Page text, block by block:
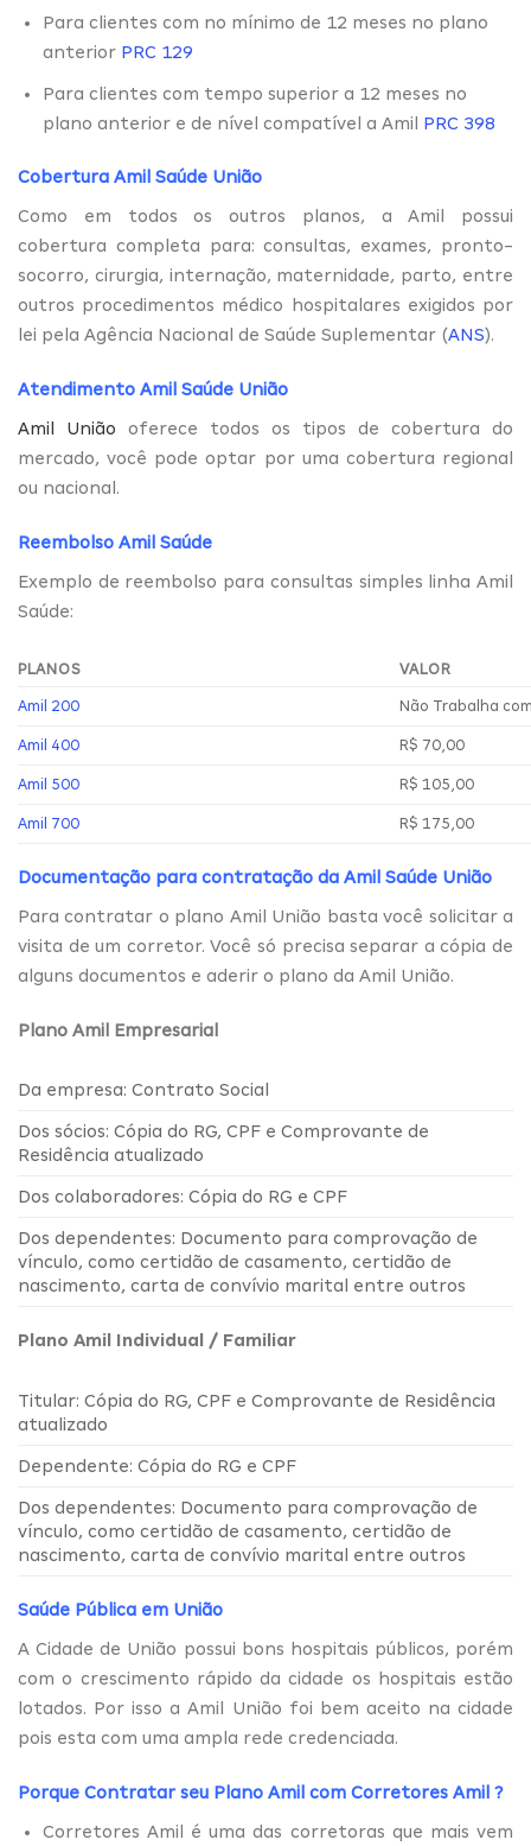
Para clientes com no mínimo de 12 meses no plano
anterior PRC 129
Para clientes com tempo superior a 12 meses no
plano anterior e de nível compatível a Amil PRC 398
Cobertura Amil Saúde União
Como em todos os outros planos, a Amil possui
cobertura completa para: consultas, exames, pronto-
socorro, cirurgia, internação, maternidade, parto, entre
outros procedimentos médico hospitalares exigidos por
lei pela Agência Nacional de Saúde Suplementar (ANS).
Atendimento Amil Saúde União
Amil União oferece todos os tipos de cobertura do
mercado, você pode optar por uma cobertura regional
ou nacional.
Reembolso Amil Saúde
Exemplo de reembolso para consultas simples linha Amil
Saúde:
PLANOS VALOR
Amil 200 Não Trabalha
Amil 400 R$ 70,00
Amil 500 R$ 105,00
Amil 700 R$ 175,00
Documentação para contratação da Amil Saúde União
Para contratar o plano Amil União basta você solicitar a
visita de um corretor. Você só precisa separar a cópia de
alguns documentos e aderir o plano da Amil União.
Plano Amil Empresarial
Da empresa: Contrato Social
Dos sócios: Cópia do RG, CPF e Comprovante de
Residência atualizado
Dos colaboradores: Cópia do RG e CPF
Dos dependentes: Documento para comprovação de
vínculo, como certidão de casamento, certidão de
nascimento, carta de convívio marital entre outros
Plano Amil Individual / Familiar
Titular: Cópia do RG, CPF e Comprovante de Residência
atualizado
Dependente: Cópia do RG e CPF
Dos dependentes: Documento para comprovação de
vínculo, como certidão de casamento, certidão de
nascimento, carta de convívio marital entre outros
Saúde Pública em União
A Cidade de União possui bons hospitais públicos, porém
com o crescimento rápido da cidade os hospitais estão
lotados. Por isso a Amil União foi bem aceito na cidade
pois esta com uma ampla rede credenciada.
Porque Contratar seu Plano Amil com Corretores Amil ?
Corretores Amil é uma das corretoras que mais vem